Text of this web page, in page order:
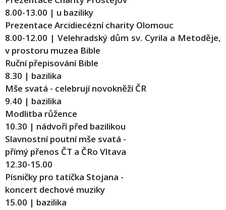
8.00-13.00 | u baziliky
Prezentace Arcidiecézní charity Olomouc
8.00-12.00 | Velehradský dům sv. Cyrila a Metoděje,
v prostoru muzea Bible
Ruční přepisování Bible
8.30 | bazilika
Mše svatá - celebrují novokněží ČR
9.40 | bazilika
Modlitba růžence
10.30 | nádvoří před bazilikou
Slavnostní poutní mše svatá -
přímý přenos ČT a ČRo Vltava
12.30-15.00
Písničky pro tatíčka Stojana -
koncert dechové muziky
15.00 | bazilika